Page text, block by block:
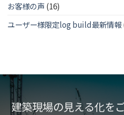
お客様の声(16)
ユーザー様限定log build最新情報
建築現場の見える化を